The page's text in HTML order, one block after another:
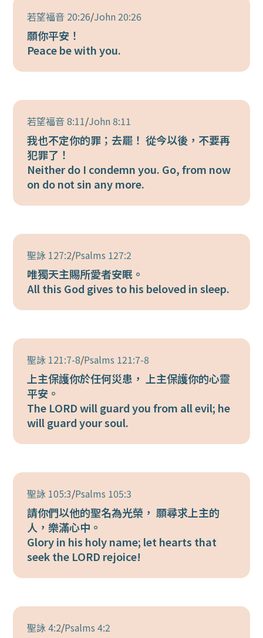
若望福音 20:26/John 20:26
願你平安！
Peace be with you.
若望福音 8:11/John 8:11
我也不定你的罪；去罷！ 從今以後，不要再
犯罪了！
Neither do I condemn you. Go, from now
on do not sin any more.
聖詠 127:2/Psalms 127:2
唯獨天主賜所愛者安眠。
All this God gives to his beloved in sleep.
聖詠 121:7-8/Psalms 121:7-8
上主保護你於任何災患， 上主保護你的心靈
平安。
The LORD will guard you from all evil; he
will guard your soul.
聖詠 105:3/Psalms 105:3
請你們以他的聖名為光榮， 願尋求上主的
人，樂滿心中。
Glory in his holy name; let hearts that
seek the LORD rejoice!
聖詠 4:2/Psalms 4:2